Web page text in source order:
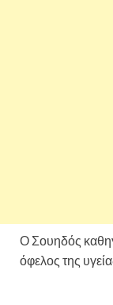
Ο Σουηδός
όφελος της